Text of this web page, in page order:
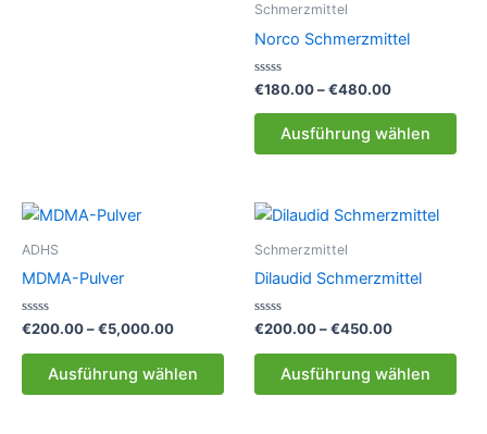
Optionen
können
gewählt
Schmerzmittel
Norco Schmerzmittel
Bewertet
mit
0
€180.00–€480.00Preisspanne:
bis
€480.00
Ausführung wählen
auf
ADHS
MDMA-Pulver
Bewertet
0
€200.00–€5,000.00Preisspanne:
bis
€5,000.00
Ausführung wählen
Dieses
Schmerzmittel
Dilaudid Schmerzmittel
Bewertet
0
€200.00–€450.00Preisspanne:
bis
€450.00
Ausführung wählen